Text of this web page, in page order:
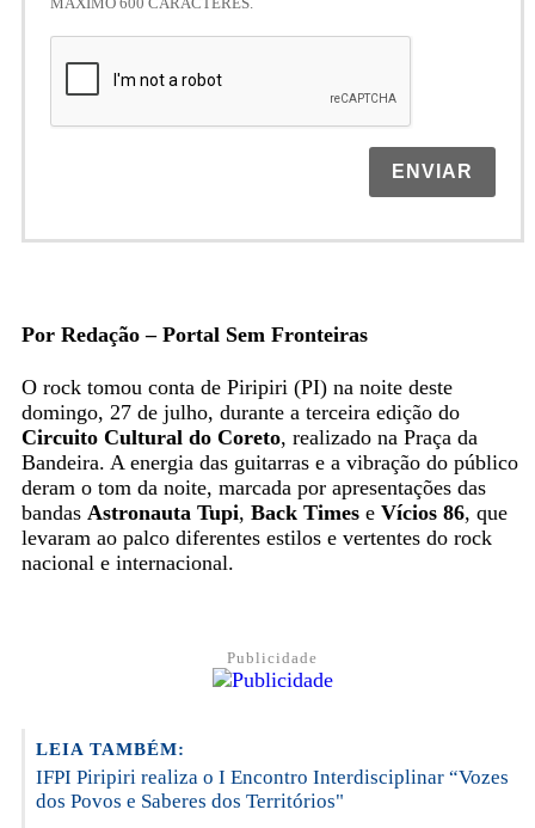
MÁXIMO 600 CARACTERES.
ENVIAR
Por Redação – Portal Sem Fronteiras
O rock tomou conta de Piripiri (PI) na noite deste
domingo, 27 de julho, durante a terceira edição do
Circuito Cultural do Coreto, realizado na Praça da
Bandeira. A energia das guitarras e a vibração do público
deram o tom da noite, marcada por apresentações das
bandas Astronauta Tupi, Back Timese Vícios 86, que
levaram ao palco diferentes estilos e vertentes do rock
nacional e internacional.
Publicidade
LEIA TAMBÉM:
IFPI Piripiri realiza o I Encontro Interdisciplinar “Vozes
dos Povos e Saberes dos Territórios"